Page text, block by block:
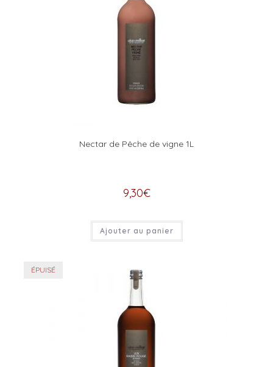
Nectar de Pêche de vigne 1L
9,30€
Ajouter au panier
ÉPUISÉ